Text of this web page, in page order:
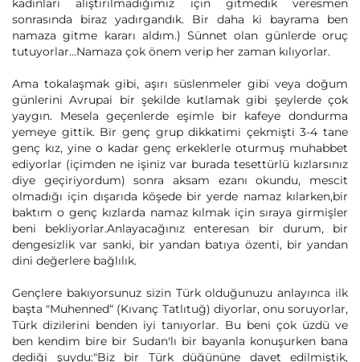
kadınları alıştırılmadığımız için gitmedik veresmen
sonrasında biraz yadırgandık. Bir daha ki bayrama ben
namaza gitme kararı aldım.) Sünnet olan günlerde oruç
tutuyorlar...Namaza çok önem verip her zaman kılıyorlar.
Ama tokalaşmak gibi, aşırı süslenmeler gibi veya doğum
günlerini Avrupai bir şekilde kutlamak gibi şeylerde çok
yaygın. Mesela geçenlerde eşimle bir kafeye dondurma
yemeye gittik. Bir genç grup dikkatimi çekmişti 3-4 tane
genç kız, yine o kadar genç erkeklerle oturmuş muhabbet
ediyorlar (içimden ne işiniz var burada tesettürlü kızlarsınız
diye geçiriyordum) sonra aksam ezanı okundu, mescit
olmadığı için dışarıda köşede bir yerde namaz kılarken,bir
baktım o genç kızlarda namaz kılmak için sıraya girmişler
beni bekliyorlar.Anlayacağınız enteresan bir durum, bir
dengesizlik var sanki, bir yandan batıya özenti, bir yandan
dini değerlere bağlılık.
Gençlere bakıyorsunuz sizin Türk olduğunuzu anlayınca ilk
başta "Muhenned“ (Kıvanç Tatlıtuğ) diyorlar, onu soruyorlar,
Türk dizilerini benden iyi tanıyorlar. Bu beni çok üzdü ve
ben kendim bire bir Sudan'lı bir bayanla konuşurken bana
dediği şuydu:"Biz bir Türk düğününe davet edilmiştik,